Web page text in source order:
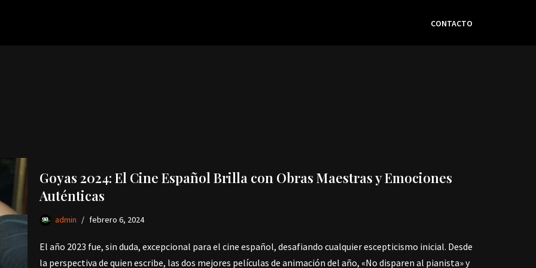
CONTACTO
Goyas 2024: El Cine Español Brilla con Obras Maestras y Emociones
Auténticas
admin febrero 6, 2024
El año 2023 fue, sin duda, excepcional para el cine español, desafiando cualquier escepticismo inicial. Desde
la perspectiva de quien escribe, las dos mejores películas de animación del año, «No disparen al pianista» y